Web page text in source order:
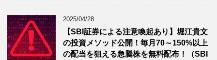
2025/04/28
【SBI証券による注意喚起あり】堀江貴文
の投資メソッド公開！毎月70～150%以上
の配当を狙える急騰株を無料配布！（SBI